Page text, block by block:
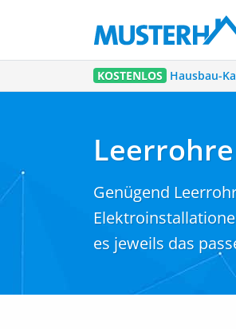
KOSTENLOS Hausbau-
Leerrohre
Genügend
es jeweils das